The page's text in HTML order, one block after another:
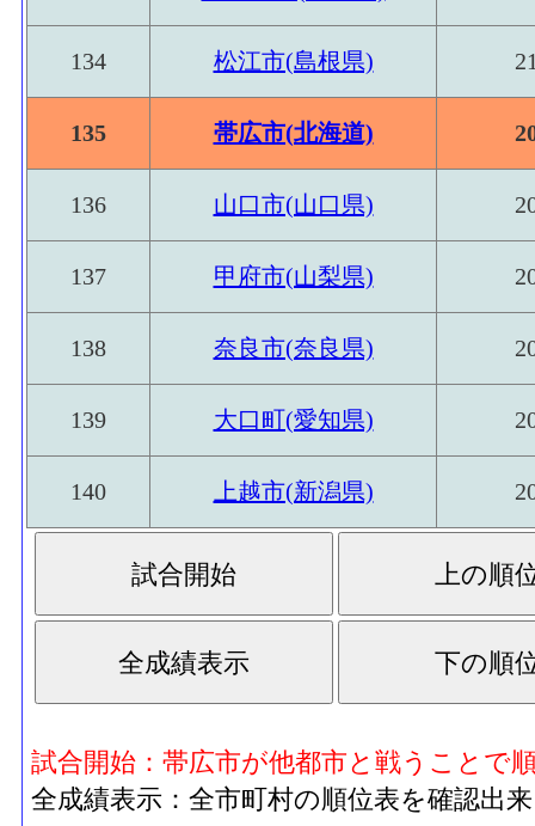
134 松江市(島根県)
135 帯広市(北海道)
136 山口市(山口県)
137 甲府市(山梨県)
138 奈良市(奈良県)
139 大口町(愛知県)
140 上越市(新潟県)
試合開始：帯広市が他都市と戦うことで
全成績表示：全市町村の順位表を確認出